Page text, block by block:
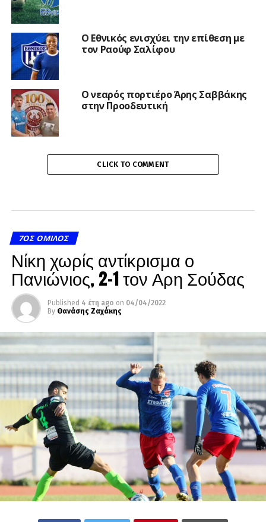
Ο Εθνικός ενισχύει την επίθεση με
τον Ραούφ Σαλίφου
Ο νεαρός πορτιέρο Άρης Σαββάκης
στην Προοδευτική
CLICK TO COMMENT
7ΟΣ ΌΜΙΛΟΣ
Νίκη χωρίς αντίκρισμα ο
Πανιώνιος, 2-1 τον Αρη Σούδας
Published 4 έτη ago on 04/04/2022
By Θανάσης Ζαχάκης